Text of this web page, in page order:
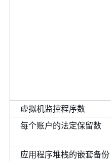
虚拟机监控程序数
每个账户的法定保留数
应用程序堆栈的嵌套备份